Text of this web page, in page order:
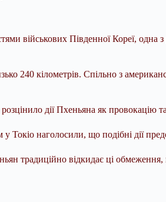
військових Південної Кореї, одна
240 кілометрів. Спільно з
дії Пхеньяна як провокацію
Токіо наголосили, що подібні дії
традиційно відкидає ці обмеження,